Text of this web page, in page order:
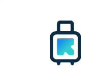
Legyél partnerünk
© Radical Storage • Lean